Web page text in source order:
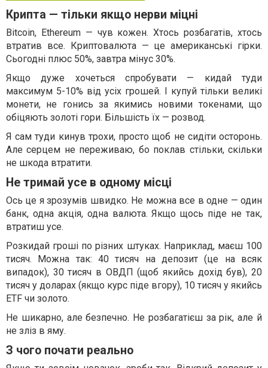
Крипта — тільки якщо нерви міцні
Bitcoin, Ethereum — чув кожен. Хтось розбагатів, хтось
втратив все. Криптовалюта — це американські гірки.
Сьогодні плюс 50%, завтра мінус 30%.
Якщо дуже хочеться спробувати — кидай туди
максимум 5-10% від усіх грошей. І купуй тільки великі
монети, не гонись за якимись новими токенами, що
обіцяють золоті гори. Більшість їх — розвод.
Я сам туди кинув трохи, просто щоб не сидіти осторонь.
Але серцем не переживаю, бо поклав стільки, скільки
не шкода втратити.
Не тримай усе в одному місці
Ось це я зрозумів швидко. Не можна все в одне — один
банк, одна акція, одна валюта. Якщо щось піде не так,
втратиш усе.
Розкидай гроші по різних штуках. Наприклад, маєш 100
тисяч. Можна так: 40 тисяч на депозит (це на всяк
випадок), 30 тисяч в ОВДП (щоб якийсь дохід був), 20
тисяч у доларах (якщо курс піде вгору), 10 тисяч у якийсь
ETF чи золото.
Не шикарно, але безпечно. Не розбагатієш за рік, але й
не зліз в яму.
З чого почати реально